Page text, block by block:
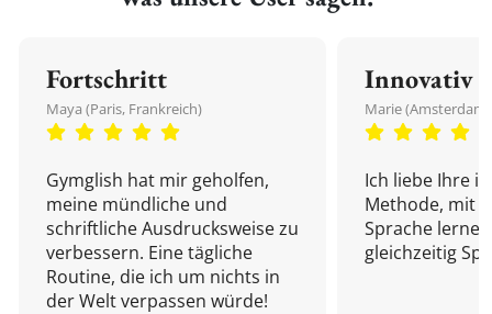
Fortschritt
Maya (Paris, Frankreich)
Gymglish hat mir geholfen,
meine mündliche und
schriftliche Ausdrucksweise zu
verbessern. Eine tägliche
Routine, die ich um nichts in
der Welt verpassen würde!
Innovativ
Marie
Ich liebe Ihre
Methode, mit
Sprache
gleichzeitig